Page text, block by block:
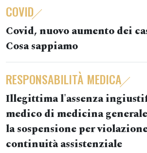
COVID
Covid, nuovo aumento dei
Cosa sappiamo
RESPONSABILITÀ MEDICA
Illegittima l'assenza
medico di medicina
la sospensione per
continuità assistenziale